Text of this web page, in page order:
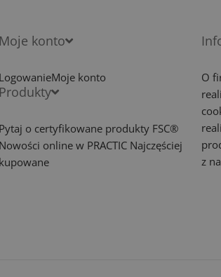
Moje konto
LogowanieMoje konto
Produkty
Pytaj o certyfikowane produkty FSC®
Nowości online w PRACTIC Najczęściej
kupowane
O
z